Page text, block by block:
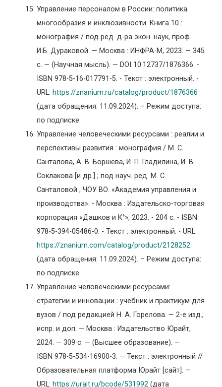
Управление персоналом в России: политика
многообразия и инклюзивности. Книга 10 :
монография / под ред. д-ра экон. наук, проф.
И.Б. Дураковой. — Москва : ИНФРА-М, 2023. — 345
с. — (Научная мысль). — DOI 10.12737/1876366. -
ISBN 978-5-16-017791-5. - Текст : электронный. -
URL: https://znanium.ru/catalog/product/1876366
(дата обращения: 11.09.2024). – Режим доступа:
по подписке.
Управление человеческими ресурсами : реалии и
перспективы развития : монография / М. С.
Санталова, А. В. Боршева, И. П. Гладилина, И. В.
Соклакова [и др.] ; под науч. ред. М. С.
Санталовой ; ЧОУ ВО. «Академия управления и
производства». - Москва : Издательско-торговая
корпорация «Дашков и К°», 2023. - 204 с. - ISBN
978-5-394-05486-0. - Текст : электронный. - URL:
https://znanium.com/catalog/product/2128252
(дата обращения: 11.09.2024). – Режим доступа:
по подписке.
Управление человеческими ресурсами:
стратегии и инновации : учебник и практикум для
вузов / под редакцией Н. А. Горелова. — 2-е изд.,
испр. и доп. — Москва : Издательство Юрайт,
2024. — 309 с. — (Высшее образование). —
ISBN 978-5-534-16900-3. — Текст : электронный //
Образовательная платформа Юрайт [сайт]. —
URL: https://urait.ru/bcode/531992 (дата